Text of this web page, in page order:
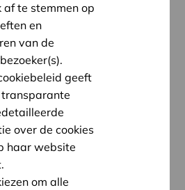
lentemaanden die te fris
jaar, winters waarin we nog
onsklimaat is danig in de war.
waar
ons voor stelt, is de stand van
later nog voldoende
wenden we
af? Hoe houden we de
bij water.
af te stemmen op
en
van de
geeft
transparante
over de cookies
haar website
om alle